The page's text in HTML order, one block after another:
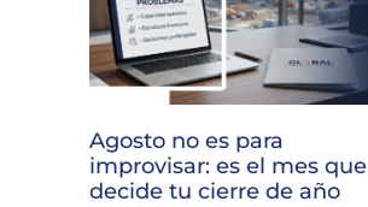
Agosto no es para
improvisar: es el mes que
decide tu cierre de año